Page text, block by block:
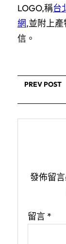
LOGO,稱台
網,並附上
信。
PREV POST
發佈留
留言 *